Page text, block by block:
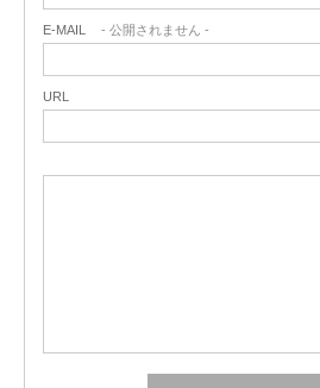
E-MAIL - 公開されません -
URL